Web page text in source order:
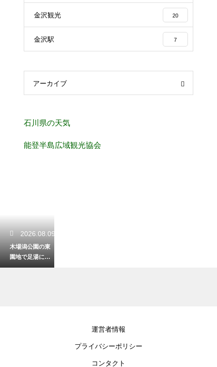
金沢観光 20
金沢駅 7
アーカイブ
石川県の天気
能登半島広域観光協会
2026.08.09
木場潟公園の東
園地で足湯に浸
かる！絶景を見
運営者情報
プライバシーポリシー
コンタクト